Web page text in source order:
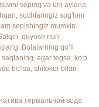
seping va uni aylana
sochlaringiz sog'lom
sepishingiz mumkin.
quyosh nuri
Bolalarning qo’li
agar tegsa, ko'p
bo'lsa, shifokor bilan
термальной воде.